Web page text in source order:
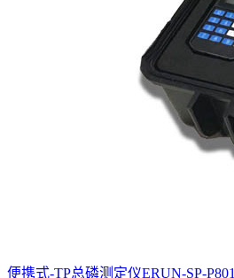
便携式-TP总磷测定仪ERUN-SP-P801